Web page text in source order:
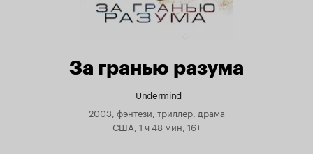
За гранью разума
Undermind
2003, фэнтези, триллер, драма
США, 1 ч 48 мин, 16+